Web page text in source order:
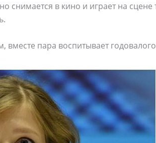
снимается в кино и играет на сцене
вместе пара воспитывает